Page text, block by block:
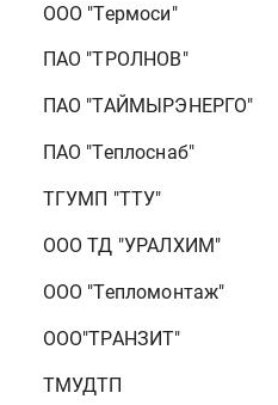
ООО "Термоси"
ПАО "ТРОЛНОВ"
ПАО "ТАЙМЫРЭНЕРГО"
ПАО "Теплоснаб"
ТГУМП "ТТУ"
ООО ТД "УРАЛХИМ"
ООО "Тепломонтаж"
ООО"ТРАНЗИТ"
ТМУДТП